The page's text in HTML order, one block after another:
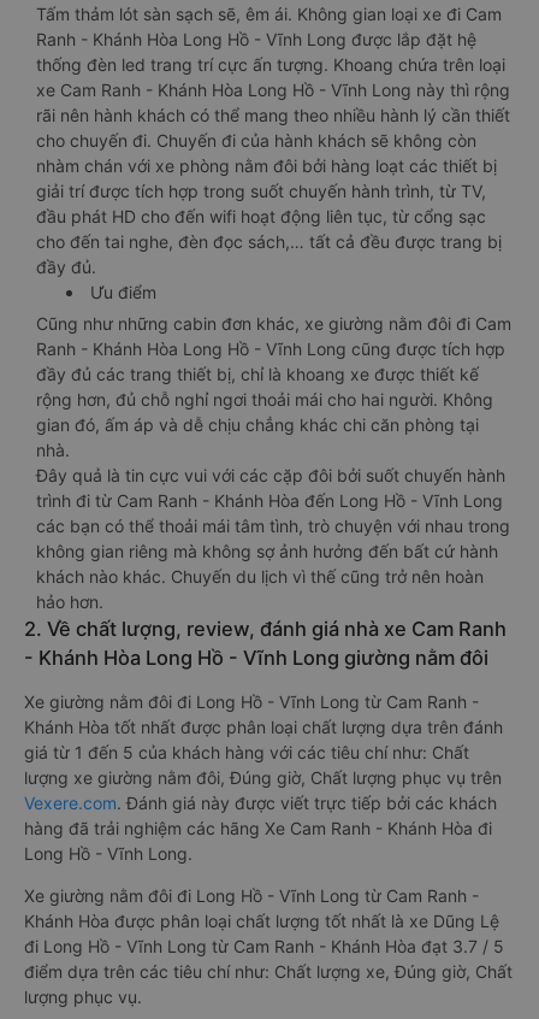
Tấm thảm lót sàn sạch sẽ, êm ái. Không gian loại xe đi Cam
Ranh - Khánh Hòa Long Hồ - Vĩnh Long được lắp đặt hệ
thống đèn led trang trí cực ấn tượng. Khoang chứa trên loại
xe Cam Ranh - Khánh Hòa Long Hồ - Vĩnh Long này thì rộng
rãi nên hành khách có thể mang theo nhiều hành lý cần thiết
cho chuyến đi. Chuyến đi của hành khách sẽ không còn
nhàm chán với xe phòng nằm đôi bởi hàng loạt các thiết bị
giải trí được tích hợp trong suốt chuyến hành trình, từ TV,
đầu phát HD cho đến wifi hoạt động liên tục, từ cổng sạc
cho đến tai nghe, đèn đọc sách,… tất cả đều được trang bị
đầy đủ.
Ưu điểm
Cũng như những cabin đơn khác, xe giường nằm đôi đi Cam
Ranh - Khánh Hòa Long Hồ - Vĩnh Long cũng được tích hợp
đầy đủ các trang thiết bị, chỉ là khoang xe được thiết kế
rộng hơn, đủ chỗ nghỉ ngơi thoải mái cho hai người. Không
gian đó, ấm áp và dễ chịu chẳng khác chi căn phòng tại
nhà.
Đây quả là tin cực vui với các cặp đôi bởi suốt chuyến hành
trình đi từ Cam Ranh - Khánh Hòa đến Long Hồ - Vĩnh Long
các bạn có thể thoải mái tâm tình, trò chuyện với nhau trong
không gian riêng mà không sợ ảnh hưởng đến bất cứ hành
khách nào khác. Chuyến du lịch vì thế cũng trở nên hoàn
hảo hơn.
2. Về chất lượng, review, đánh giá nhà xe Cam Ranh
- Khánh Hòa Long Hồ - Vĩnh Long giường nằm đôi
Xe giường nằm đôi đi Long Hồ - Vĩnh Long từ Cam Ranh -
Khánh Hòa tốt nhất được phân loại chất lượng dựa trên đánh
giá từ 1 đến 5 của khách hàng với các tiêu chí như: Chất
lượng xe giường nằm đôi, Đúng giờ, Chất lượng phục vụ trên
Vexere.com. Đánh giá này được viết trực tiếp bởi các khách
hàng đã trải nghiệm các hãng Xe Cam Ranh - Khánh Hòa đi
Long Hồ - Vĩnh Long.
Xe giường nằm đôi đi Long Hồ - Vĩnh Long từ Cam Ranh -
Khánh Hòa được phân loại chất lượng tốt nhất là xe Dũng Lệ
đi Long Hồ - Vĩnh Long từ Cam Ranh - Khánh Hòa đạt 3.7 / 5
điểm dựa trên các tiêu chí như: Chất lượng xe, Đúng giờ, Chất
lượng phục vụ.